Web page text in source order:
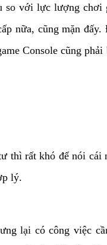
so với lực lượng
nữa, cũng mặn
Console cũng
thì rất khó để nói
lý.
lại có công việc